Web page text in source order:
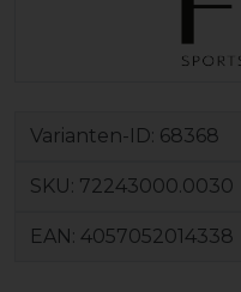
Varianten-ID: 68368
SKU: 72243000.0030
EAN: 4057052014338